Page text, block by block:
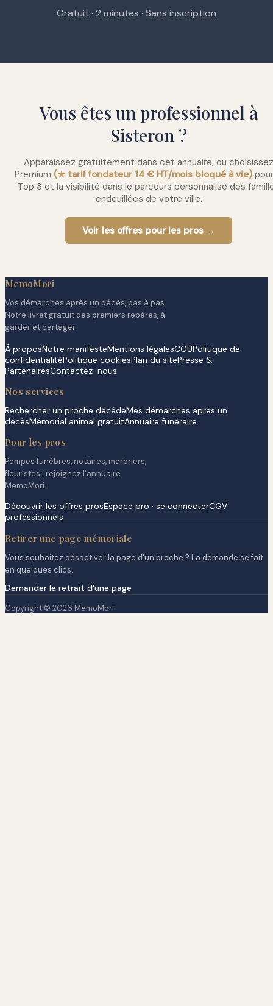
Gratuit · 2 minutes · Sans inscription
Vous êtes un professionnel à
Sisteron ?
Apparaissez gratuitement dans cet annuaire, ou choisissez
Premium (★ tarif fondateur 14 € HT/mois bloqué à vie)
Top 3 et la visibilité dans le parcours personnalisé des
endeuillées de votre ville.
Voir les offres pour les pros →
MemoMori
Vos démarches après un décès, pas à pas.
Notre livret gratuit des premiers repères, à
garder et partager.
À proposNotre manifesteMentions légalesCGUPolitique de
confidentialitéPolitique cookiesPlan du sitePresse &
PartenairesContactez-nous
Nos services
Rechercher un proche décédéMes démarches après un
décèsMémorial animal gratuitAnnuaire funéraire
Pour les pros
Pompes funèbres, notaires, marbriers,
fleuristes : rejoignez l'annuaire
MemoMori.
Découvrir les offres prosEspace pro · se connecterCGV
professionnels
Retirer une page mémoriale
Vous souhaitez désactiver la page d'un proche ? La demande se fait
en quelques clics.
Demander le retrait d'une page
Copyright © 2026 MemoMori